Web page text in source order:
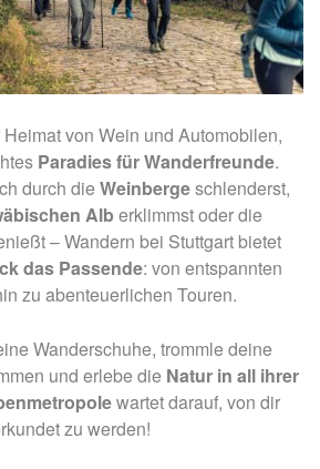
von Wein und Automobilen,
Paradies für Wanderfreunde.
durch die Weinbergeschlenderst,
Alb erklimmst oder die
– Wandern bei Stuttgart bietet
das Passende: von entspannten
zu abenteuerlichen Touren.
Wanderschuhe, trommle deine
und erlebe die Natur in all ihrer
wartet darauf, von dir
zu werden!